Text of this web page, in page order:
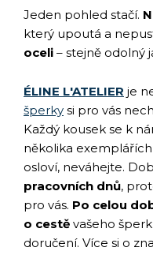
Jeden pohled stačí.
který upoutá a
oceli – stejně odolný
ÉLINE L'ATELIER je
šperky si pro vás
Každý kousek se k
několika
osloví, neváhejte.
pracovních dnů,
pro vás. Po celou
o cestě vašeho
doručení. Více si o